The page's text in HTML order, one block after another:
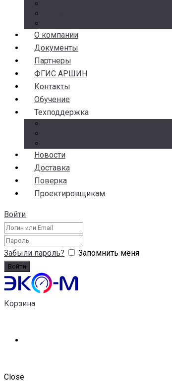
О компании
Документы
Партнеры
ФГИС АРШИН
Контакты
Обучение
Техподдержка
Новости
Доставка
Поверка
Проектировщикам
Войти
Забыли пароль? Запомнить меня
Корзина
Close